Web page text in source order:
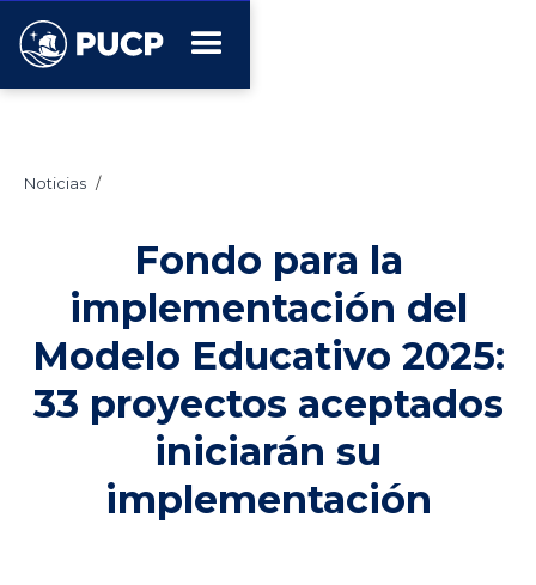
Noticias /
Fondo para la
implementación del
Modelo Educativo 2025:
33 proyectos aceptados
iniciarán su
implementación